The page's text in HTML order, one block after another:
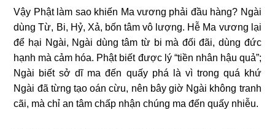
Vậy Phật làm sao khiến Ma vương phải đầu hàng? Ngài
dùng Từ, Bi, Hỷ, Xả, bốn tâm vô lượng. Hễ Ma vương lại
để hại Ngài, Ngài dùng tâm từ bi mà đối đãi, dùng đức
hạnh mà cảm hóa. Phật biết được lý “tiền nhân hậu quả”;
Ngài biết sở dĩ ma đến quấy phá là vì trong quá khứ
Ngài đã từng tạo oán cừu, nên bây giờ Ngài không tranh
cãi, mà chỉ an tâm chấp nhận chúng ma đến quấy nhiễu.